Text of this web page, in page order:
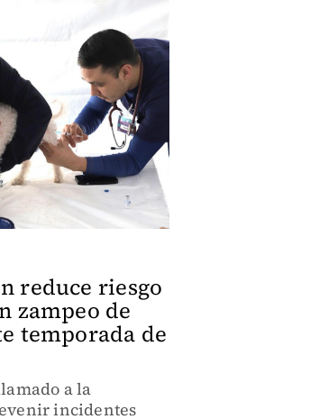
más de 47 mil
reduce riesgo
zampeo de
temporada de
a la
incidentes